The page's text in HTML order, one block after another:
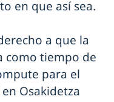
en que así sea.